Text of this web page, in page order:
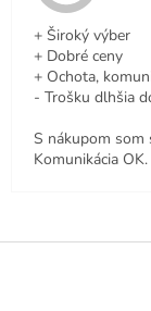
+ Široký výber
+ Dobré ceny
+ Ochota,
- Trošku dlhšia
S nákupom som
Komunikácia OK.